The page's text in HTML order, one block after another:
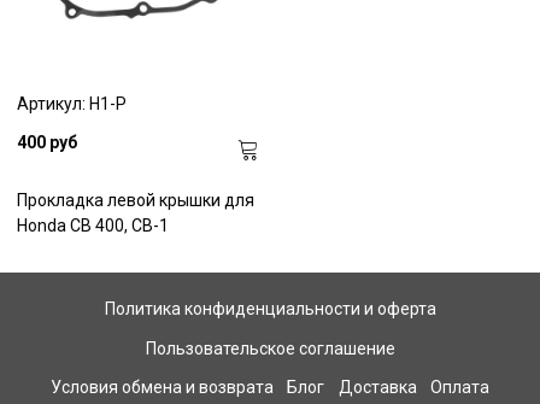
Артикул: H1-P
400 руб
Прокладка левой крышки для
Honda CB 400, CB-1
Политика конфиденциальности и оферта
Пользовательское соглашение
Условия обмена и возврата Блог Доставка Оплата